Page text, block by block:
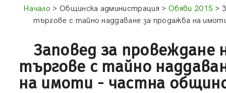
Начало > Общинска администрация > Обяви 2015 >
търгове с тайно наддаване за продажба на
Заповед за провеждане
търгове с тайно
на имоти - частна